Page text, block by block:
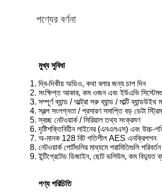
পণ্যের বর্ণনা
মুখ্য সুবিধা
দ্বি-দিকীয় অডিও, কথা বলার জন্য চাপ দিন
সংক্ষিপ্ত আকার, কম ওজন এবং ইউএভি
সম্পূর্ণ ব্যান্ড / আল্ট্রা সরু ব্যান্ড / মাল্টি
স্বল্প সংলগ্নতা / প্রসারণ সমাপ্তি বড় ডেটা স্ট্রিম
স্বচ্ছ নেটওয়ার্ক / সিরিয়াল তথ্য সংক্রমণ
দৃষ্টিশক্তিবিহীন লাইনের (এনএলএস) এবং উচ্চ-
অ-মানক 128 বিট গতিশীল AES এনক্রিপশন
নেটওয়ার্ক পোর্টগুলির মাধ্যমে পরামিতিগুলি
ইন্টিগ্রেটেড ডিজাইন, ছোট ভলিউম, কম বিদ্যুত
পণ্য পরিচিতি